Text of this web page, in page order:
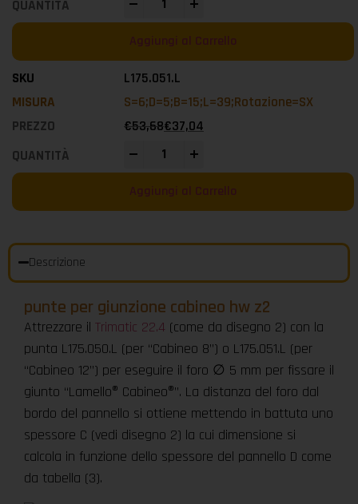
Aggiungi al Carrello
L175.051.L
S=6;D=5;B=15;L=39;Rotazione=SX
€53,68€37,04
Aggiungi al Carrello
Descrizione
punte per giunzione cabineo hw z2
Attrezzare il Trimatic 22.4 (come da disegno 2) con la
punta L175.050.L (per “Cabineo 8”) o L175.051.L (per
“Cabineo 12”) per eseguire il foro ∅ 5 mm per fissare il
giunto “Lamello® Cabineo®”. La distanza del foro dal
bordo del pannello si ottiene mettendo in battuta uno
spessore C (vedi disegno 2) la cui dimensione si
calcola in funzione dello spessore del pannello D come
da tabella (3).